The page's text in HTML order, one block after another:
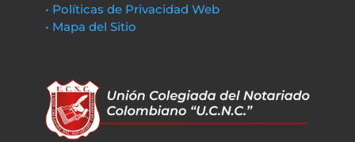
• Políticas de Privacidad Web
• Mapa del Sitio